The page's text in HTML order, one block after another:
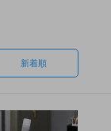
新着順